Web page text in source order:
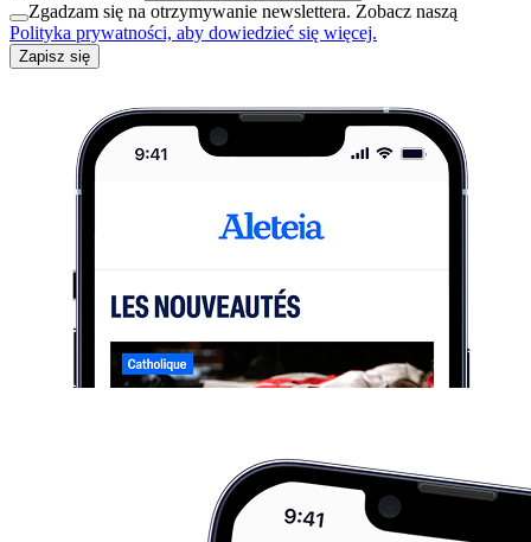
Zgadzam się na otrzymywanie newslettera. Zobacz naszą
Polityka prywatności, aby dowiedzieć się więcej.
Zapisz się